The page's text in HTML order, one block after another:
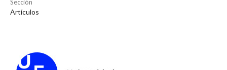
Sección
Artículos